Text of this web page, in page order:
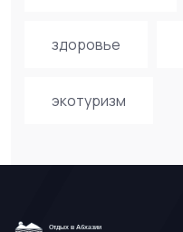
здоровье
экотуризм